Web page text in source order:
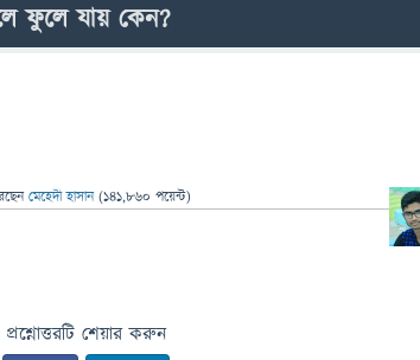
ফুলে যায় কেন?
মেহেদী হাসান (141,860 পয়েন্ট)
প্রশ্নোত্তরটি শেয়ার করুন